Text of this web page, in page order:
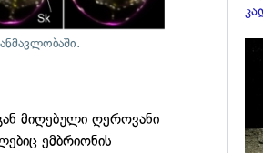
მიღებული ღეროვანი
ემბრიონის